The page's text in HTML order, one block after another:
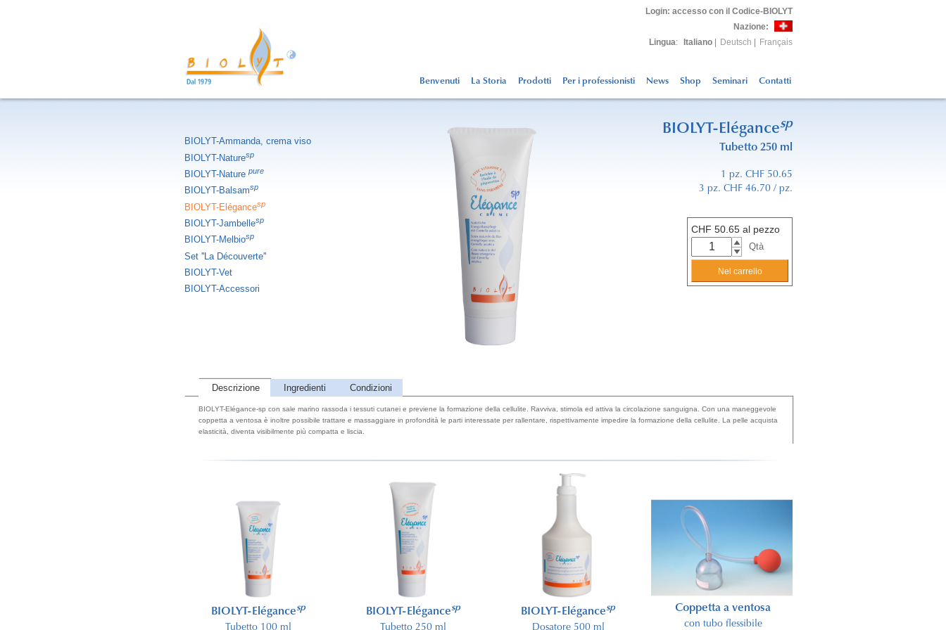
Login: accesso con il Codice-BIOLYT
Nazione:
Lingua: Italiano Deutsch Français
Benvenuti La Storia Prodotti Per i professionisti News Shop Seminari Contatti
BIOLYT-Ammanda, crema viso
BIOLYT-Naturesp
BIOLYT-Naturepure
BIOLYT-Balsamsp
BIOLYT-Elégancesp
BIOLYT-Jambellesp
BIOLYT-Melbiosp
Set ''La Découverte''
BIOLYT-Vet
BIOLYT-Accessori
BIOLYT-Elégancesp
Tubetto 250 ml
1 pz. CHF 50.65
3 pz. CHF 46.70 / pz.
CHF 50.65 al pezzo
Qtà
Descrizione Ingredienti Condizioni
BIOLYT-Elégance-sp con sale marino rassoda i tessuti cutanei e previene la formazione della cellulite. Ravviva, stimola ed attiva la circolazione sanguigna. Con una maneggevole
coppetta a ventosa è inoltre possibile trattare e massaggiare in profondità le parti interessate per rallentare, rispettivamente impedire la formazione della cellulite. La pelle acquista
elasticità, diventa visibilmente più compatta e liscia.
BIOLYT-Elégancesp BIOLYT-Elégancesp BIOLYT-Elégancesp Coppetta a ventosa
con tubo flessibile